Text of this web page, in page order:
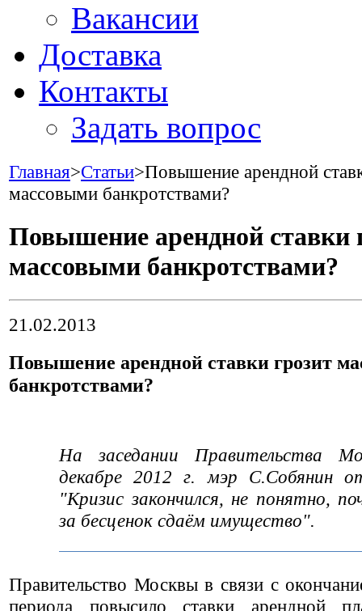
Вакансии
Доставка
Контакты
Задать вопрос
Главная>Статьи>Повышение арендной
массовыми банкротствами?
Повышение арендной ставки
массовыми банкротствами?
21.02.2013
Повышение арендной ставки грозит
банкротствами?
На заседании Правительства
декабре 2012 г. мэр С.Собянин
"Кризис закончился, не понятно,
за бесценок сдаём имущество".
Правительство Москвы в связи с
периода повысило ставки арендной